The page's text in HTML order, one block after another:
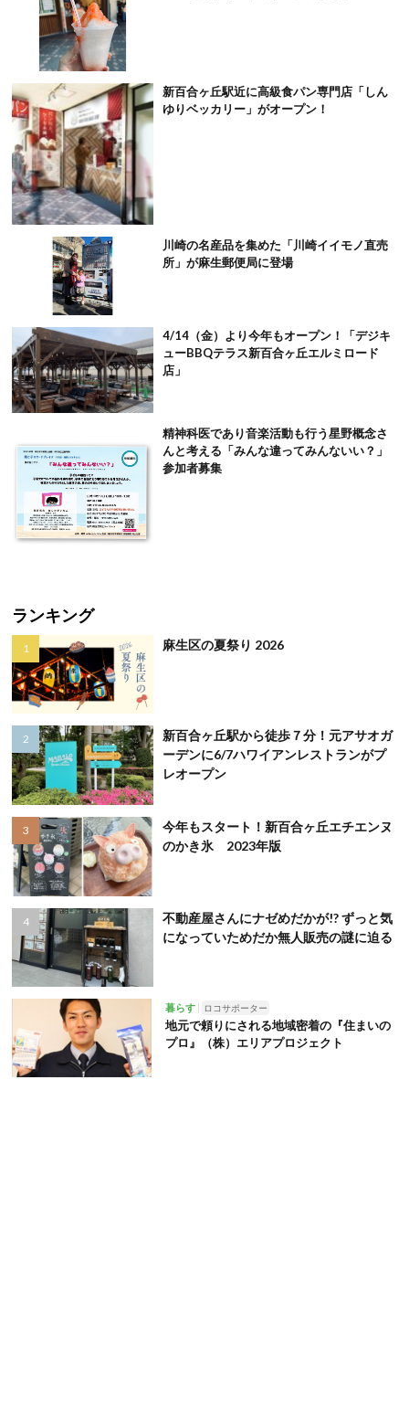
新百合ヶ丘駅近に高級食パン専門店「しん
ゆりベッカリー」がオープン！
川崎の名産品を集めた「川崎イイモノ直売
所」が麻生郵便局に登場
4/14（金）より今年もオープン！「デジキ
ューBBQテラス新百合ヶ丘エルミロード
店」
精神科医であり音楽活動も行う星野概念さ
んと考える「みんな違ってみんないい？」
参加者募集
ランキング
麻生区の夏祭り 2026
新百合ヶ丘駅から徒歩７分！元アサオガ
ーデンに6/7ハワイアンレストランがプ
レオープン
今年もスタート！新百合ヶ丘エチエンヌ
のかき氷 2023年版
不動産屋さんにナゼめだかが!? ずっと気
になっていためだか無人販売の謎に迫る
暮らす ロコサポーター
地元で頼りにされる地域密着の『住まいの
プロ』（株）エリアプロジェクト